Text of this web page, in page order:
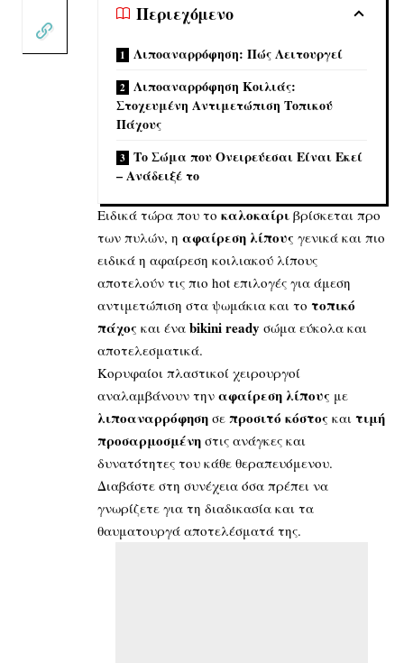
Περιεχόμενο
Λιποαναρρόφηση: Πώς Λειτουργεί
Λιποαναρρόφηση Κοιλιάς:
Στοχευμένη Αντιμετώπιση Τοπικού
Πάχους
Το Σώμα που Ονειρεύεσαι Είναι Εκεί
– Ανάδειξέ το
Ειδικά τώρα που το καλοκαίρι βρίσκεται προ
των πυλών, η αφαίρεση λίπους γενικά και πιο
ειδικά η αφαίρεση κοιλιακού λίπους
αποτελούν τις πιο hot επιλογές για άμεση
αντιμετώπιση στα ψωμάκια και το τοπικό
πάχος και ένα bikiniready σώμα εύκολα και
αποτελεσματικά.
Κορυφαίοι πλαστικοί χειρουργοί
αναλαμβάνουν την αφαίρεση λίπους με
λιποαναρρόφηση σε προσιτό κόστος και τιμή
προσαρμοσμένη στις ανάγκες και
δυνατότητες του κάθε θεραπευόμενου.
Διαβάστε στη συνέχεια όσα πρέπει να
γνωρίζετε για τη διαδικασία και τα
θαυματουργά αποτελέσματά της.